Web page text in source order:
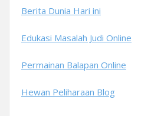
Berita Dunia Hari ini
Edukasi Masalah Judi Online
Permainan Balapan Online
Hewan Peliharaan Blog